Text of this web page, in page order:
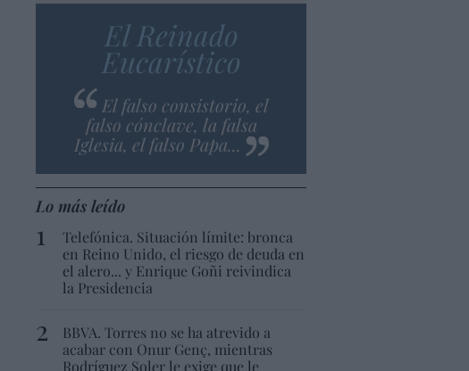
El Reinado
Eucarístico
El falso consistorio, el
falso cónclave, la falsa
Iglesia, el falso Papa...
Lo más leído
Telefónica. Situación límite: bronca
en Reino Unido, el riesgo de deuda en
el alero... y Enrique Goñi reivindica
la Presidencia
BBVA. Torres no se ha atrevido a
acabar con Onur Genç, mientras
Rodríguez Soler le exige que le